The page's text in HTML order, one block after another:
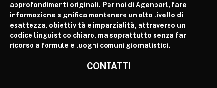
approfondimenti originali. Per noi di Agenparl, fare
informazione significa mantenere un alto livello di
esattezza, obiettività e imparzialità, attraverso un
codice linguistico chiaro, ma soprattutto senza far
ricorso a formule e luoghi comuni giornalistici.
CONTATTI